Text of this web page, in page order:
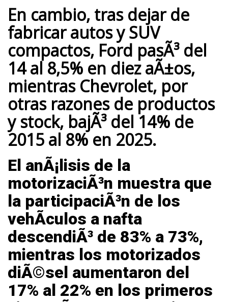
En cambio, tras dejar de
fabricar autos y SUV
compactos, Ford pasÃ³ del
14 al 8,5% en diez aÃ±os,
mientras Chevrolet, por
otras razones de productos
y stock, bajÃ³ del 14% de
2015 al 8% en 2025.
El anÃ¡lisis de la
motorizaciÃ³n muestra que
la participaciÃ³n de los
vehÃ­culos a nafta
descendiÃ³ de 83% a 73%,
mientras los motorizados
diÃ©sel aumentaron del
17% al 22% en los primeros